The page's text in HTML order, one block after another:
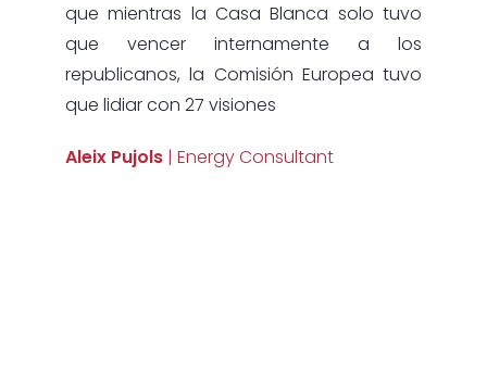
que mientras la Casa Blanca solo tuvo
que vencer internamente a los
republicanos, la Comisión Europea tuvo
que lidiar con 27 visiones
Aleix Pujols | Energy Consultant